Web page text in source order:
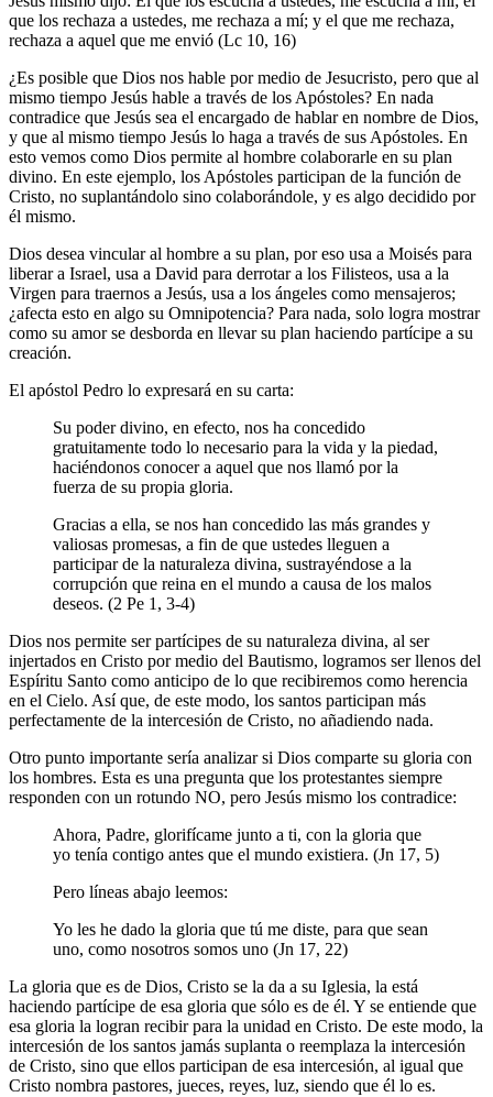
que los rechaza a ustedes, me rechaza a mí; y el que me rechaza,
rechaza a aquel que me envió (Lc 10, 16)
¿Es posible que Dios nos hable por medio de Jesucristo, pero que al
mismo tiempo Jesús hable a través de los Apóstoles? En nada
contradice que Jesús sea el encargado de hablar en nombre de Dios,
y que al mismo tiempo Jesús lo haga a través de sus Apóstoles. En
esto vemos como Dios permite al hombre colaborarle en su plan
divino. En este ejemplo, los Apóstoles participan de la función de
Cristo, no suplantándolo sino colaborándole, y es algo decidido por
él mismo.
Dios desea vincular al hombre a su plan, por eso usa a Moisés para
liberar a Israel, usa a David para derrotar a los Filisteos, usa a la
Virgen para traernos a Jesús, usa a los ángeles como mensajeros;
¿afecta esto en algo su Omnipotencia? Para nada, solo logra mostrar
como su amor se desborda en llevar su plan haciendo partícipe a su
creación.
El apóstol Pedro lo expresará en su carta:
Su poder divino, en efecto, nos ha concedido
gratuitamente todo lo necesario para la vida y la piedad,
haciéndonos conocer a aquel que nos llamó por la
fuerza de su propia gloria.
Gracias a ella, se nos han concedido las más grandes y
valiosas promesas, a fin de que ustedes lleguen a
participar de la naturaleza divina, sustrayéndose a la
corrupción que reina en el mundo a causa de los malos
deseos. (2 Pe 1, 3-4)
Dios nos permite ser partícipes de su naturaleza divina, al ser
injertados en Cristo por medio del Bautismo, logramos ser llenos del
Espíritu Santo como anticipo de lo que recibiremos como herencia
en el Cielo. Así que, de este modo, los santos participan más
perfectamente de la intercesión de Cristo, no añadiendo nada.
Otro punto importante sería analizar si Dios comparte su gloria con
los hombres. Esta es una pregunta que los protestantes siempre
responden con un rotundo NO, pero Jesús mismo los contradice:
Ahora, Padre, glorifícame junto a ti, con la gloria que
yo tenía contigo antes que el mundo existiera. (Jn 17, 5)
Pero líneas abajo leemos:
Yo les he dado la gloria que tú me diste, para que sean
uno, como nosotros somos uno (Jn 17, 22)
La gloria que es de Dios, Cristo se la da a su Iglesia, la está
haciendo partícipe de esa gloria que sólo es de él. Y se entiende que
esa gloria la logran recibir para la unidad en Cristo. De este modo, la
intercesión de los santos jamás suplanta o reemplaza la intercesión
de Cristo, sino que ellos participan de esa intercesión, al igual que
Cristo nombra pastores, jueces, reyes, luz, siendo que él lo es.